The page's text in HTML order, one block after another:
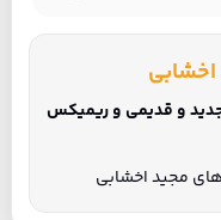
و قدیمی و ریمیکس
مجید اخشابی